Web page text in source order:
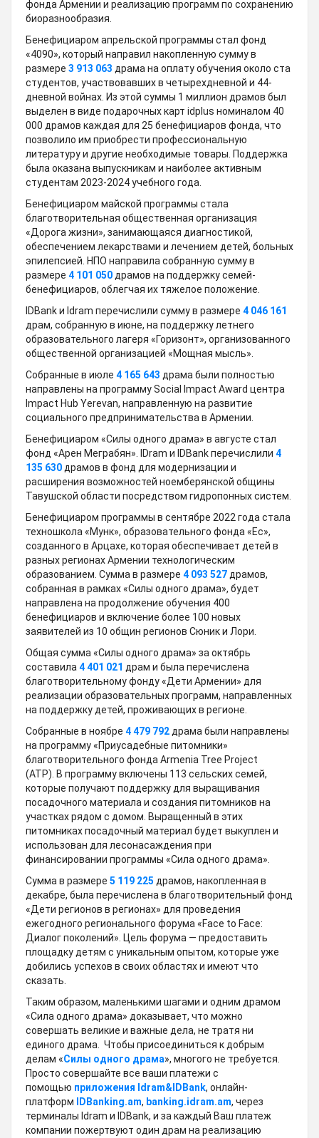
фонда Армении и реализацию программ по сохранению
биоразнообразия.
Бенефициаром апрельской программы стал фонд
«4090», который направил накопленную сумму в
размере 3 913 063 драма на оплату обучения около ста
студентов, участвовавших в четырехдневной и 44-
дневной войнах. Из этой суммы 1 миллион драмов был
выделен в виде подарочных карт idplus номиналом 40
000 драмов каждая для 25 бенефициаров фонда, что
позволило им приобрести профессиональную
литературу и другие необходимые товары. Поддержка
была оказана выпускникам и наиболее активным
студентам 2023-2024 учебного года.
Бенефициаром майской программы стала
благотворительная общественная организация
«Дорога жизни», занимающаяся диагностикой,
обеспечением лекарствами и лечением детей, больных
эпилепсией. НПО направила собранную сумму в
размере 4 101 050 драмов на поддержку семей-
бенефициаров, облегчая их тяжелое положение.
IDBank и Idram перечислили сумму в размере 4 046 161
драм, собранную в июне, на поддержку летнего
образовательного лагеря «Горизонт», организованного
общественной организацией «Мощная мысль»․
Собранные в июле 4 165 643 драма были полностью
направлены на программу Social Impact Award центра
Impact Hub Yerevan, направленную на развитие
социального предпринимательства в Армении.
Бенефициаром «Силы одного драма» в августе стал
фонд «Арен Меграбян». IDram и IDBank перечислили 4
135 630 драмов в фонд для модернизации и
расширения возможностей ноемберянской общины
Тавушской области посредством гидропонных систем.
Бенефициаром программы в сентябре 2022 года стала
техношкола «Мунк», образовательного фонда «Ес»,
созданного в Арцахе, которая обеспечивает детей в
разных регионах Армении технологическим
образованием. Сумма в размере 4 093 527 драмов,
собранная в рамках «Силы одного драма», будет
направлена на продолжение обучения 400
бенефициаров и включение более 100 новых
заявителей из 10 общин регионов Сюник и Лори.
Общая сумма «Силы одного драма» за октябрь
составила 4 401 021 драм и была перечислена
благотворительному фонду «Дети Армении» для
реализации образовательных программ, направленных
на поддержку детей, проживающих в регионе.
Собранные в ноябре 4 479 792 драма были направлены
на программу «Приусадебные питомники»
благотворительного фонда Armenia Tree Project
(ATP). В программу включены 113 сельских семей,
которые получают поддержку для выращивания
посадочного материала и создания питомников на
участках рядом с домом. Выращенный в этих
питомниках посадочный материал будет выкуплен и
использован для лесонасаждения при
финансировании программы «Сила одного драма».
Сумма в размере 5 119 225 драмов, накопленная в
декабре, была перечислена в благотворительный фонд
«Дети регионов в регионах» для проведения
ежегодного регионального форума «Face to Face:
Диалог поколений». Цель форума — предоставить
площадку детям с уникальным опытом, которые уже
добились успехов в своих областях и имеют что
сказать.
Таким образом, маленькими шагами и одним драмом
«Сила одного драма» доказывает, что можно
совершать великие и важные дела, не тратя ни
единого драма. Чтобы присоединиться к добрым
делам «Силы одного драма», многого не требуется.
Просто совершайте все ваши платежи с
помощью приложения Idram&IDBank, онлайн-
платформ
IDBanking.am, banking.idram.am, через
терминалы Idram и IDBank, и за каждый Ваш платеж
компании пожертвуют один драм на реализацию